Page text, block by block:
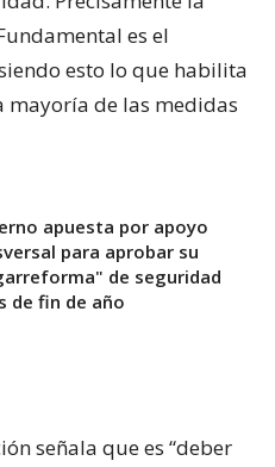
es el
esto lo que habilita
de las medidas
apuesta por apoyo
para aprobar su
de seguridad
de fin de año
señala que es “deber